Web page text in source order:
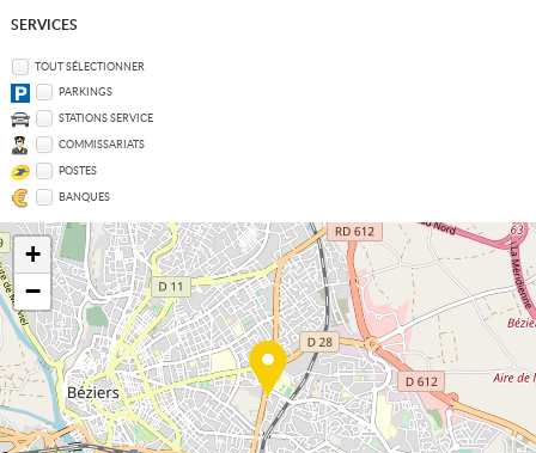
SERVICES
TOUT SÉLECTIONNER
PARKINGS
STATIONS SERVICE
COMMISSARIATS
POSTES
BANQUES
+
−